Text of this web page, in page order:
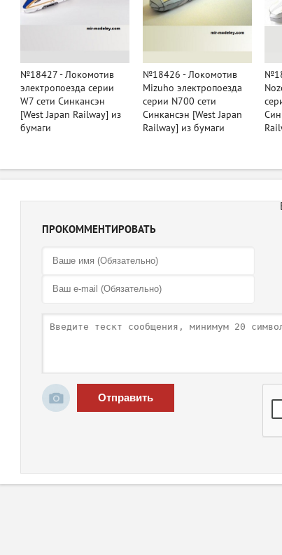
№18427 - Локомотив
электропоезда серии
W7 сети Синкансэн
[West Japan Railway] из
бумаги
№18426 - Локомотив
Mizuho электропоезда
серии N700 сети
Синкансэн [West Japan
Railway] из бумаги
ПРОКОММЕНТИРОВАТЬ
Отправить